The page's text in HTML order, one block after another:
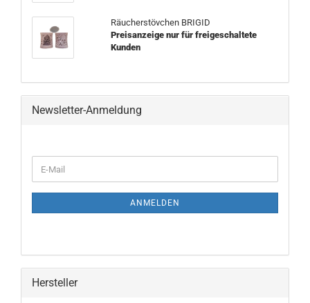
Räucherstövchen BRIGID
Preisanzeige nur für freigeschaltete
Kunden
Newsletter-Anmeldung
ZUR
E-
Mail
ANMELDEN
Hersteller